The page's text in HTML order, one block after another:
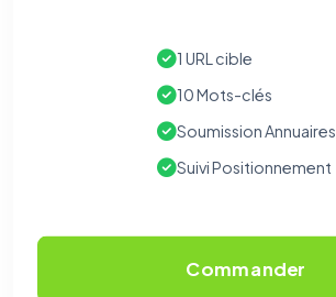
1 URL cible
10 Mots-clés
Soumission Annuaires
Suivi Positionnement
Commander